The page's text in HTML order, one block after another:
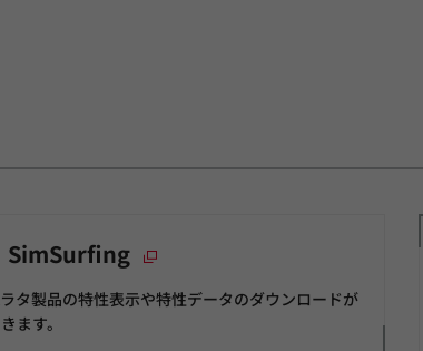
SimSurfing
タ製品の特性表示や特性データのダウンロードが
ます。